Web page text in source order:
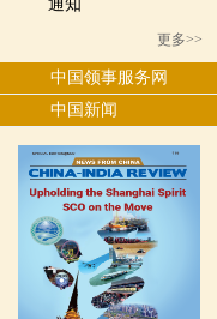
通知
更多>>
中国领事服务网
中国新闻